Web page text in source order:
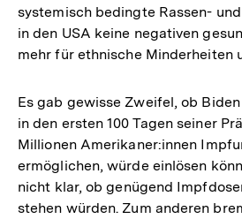
systemisch bedingte Rassen-
in den USA keine negativen
mehr für ethnische Minderheiten
Es gab gewisse Zweifel, ob
in den ersten 100 Tagen seiner
Millionen Amerikaner:innen
ermöglichen, würde einlösen
nicht klar, ob genügend
stehen würden. Zum anderen